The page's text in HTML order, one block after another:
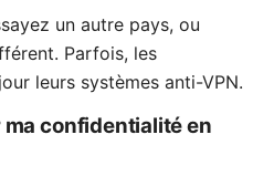
un autre pays, ou
Parfois, les
leurs systèmes anti-VPN.
confidentialité en